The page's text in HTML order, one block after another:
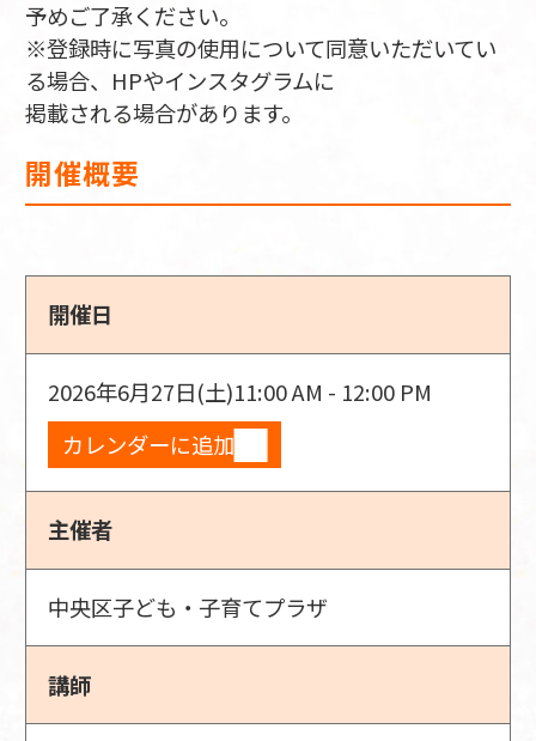
予めご了承ください。
※登録時に写真の使用について同意いただいてい
る場合、HPやインスタグラムに
掲載される場合があります。
開催概要
開催日
2026年6月27日(土)11:00 AM - 12:00 PM
カレンダーに追加
主催者
中央区子ども・子育てプラザ
講師